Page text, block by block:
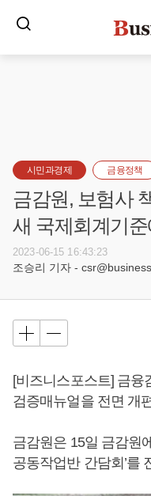
시민과경제 금융정책
금감원, 보험사
새 국제회계기
2023-06-15 16:43:23
조승리 기자 -
[비즈니스포스트] 금
검증매뉴얼을 전면 개
금감원은 15일 금감원
공동작업반 간담회’를